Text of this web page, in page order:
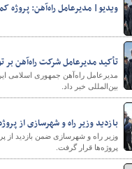
ویدیو| مدیرعامل راه‌آهن: پروژه
تأکید مدیرعامل شرکت راه‌آهن
مدیرعامل راه‌آهن جمهوری اسلامی
بین‌المللی خبر داد.
بازدید وزیر راه و شهرسازی از پروژه ساخت بیمارستان ۲۲۰
پروژه‌ها قرار گرفت.